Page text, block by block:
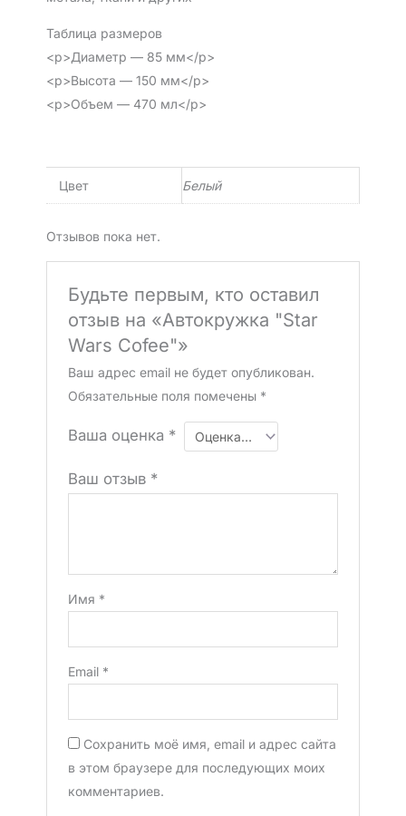
Таблица размеров
<p>Диаметр — 85 мм</p>
<p>Высота — 150 мм</p>
<p>Объем — 470 мл</p>
Цвет Белый
Отзывов пока нет.
Будьте первым, кто оставил
отзыв на «Автокружка "Star
Wars Cofee"»
Ваш адрес email не будет опубликован.
Обязательные поля помечены *
Ваша оценка *
Ваш отзыв *
Имя *
Email *
Сохранить моё имя, email и адрес сайта
в этом браузере для последующих моих
комментариев.